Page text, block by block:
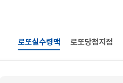
로또실수령액 로또당첨지점